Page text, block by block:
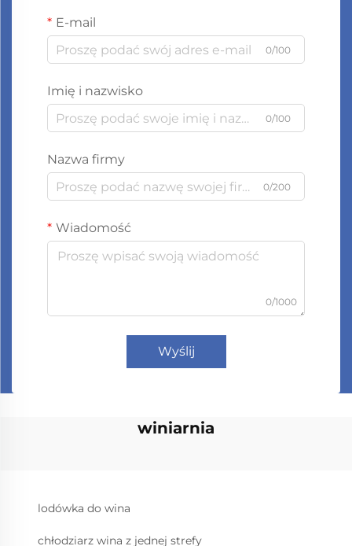
E-mail
0/100
Imię i nazwisko
0/100
Nazwa firmy
0/200
Wiadomość
0/1000
Wyślij
winiarnia
lodówka do wina
chłodziarz wina z jednej strefy